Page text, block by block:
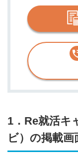
1．Re就活キ
ビ）の掲載画